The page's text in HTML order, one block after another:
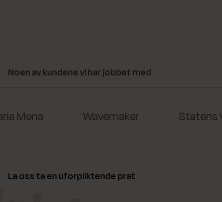
Noen av kundene vi har jobbet med
Mena Wavemaker Statens
La oss ta en uforpliktende prat